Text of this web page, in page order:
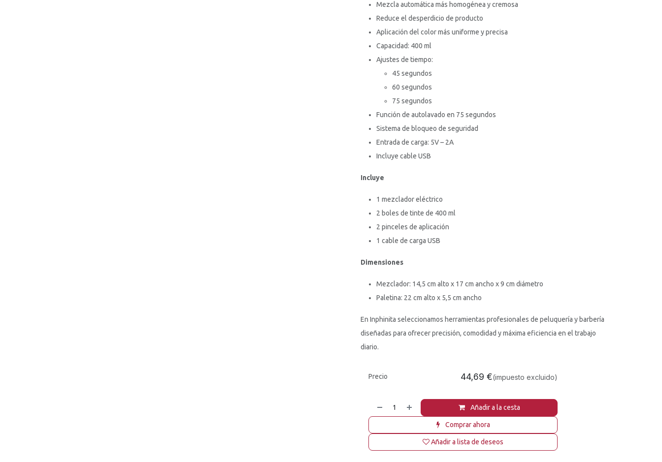
Mezcla automática más homogénea y cremosa
Reduce el desperdicio de producto
Aplicación del color más uniforme y precisa
Capacidad: 400 ml
Ajustes de tiempo:
45 segundos
60 segundos
75 segundos
Función de autolavado en 75 segundos
Sistema de bloqueo de seguridad
Entrada de carga: 5V – 2A
Incluye cable USB
Incluye
1 mezclador eléctrico
2 boles de tinte de 400 ml
2 pinceles de aplicación
1 cable de carga USB
Dimensiones
Mezclador: 14,5 cm alto x 17 cm ancho x 9 cm diámetro
Paletina: 22 cm alto x 5,5 cm ancho
En Inphinita seleccionamos herramientas profesionales de peluquería y barbería
diseñadas para ofrecer precisión, comodidad y máxima eficiencia en el trabajo
diario.
Añadir a la cesta
Comprar ahora
Añadir a lista de deseos
Precio 44,69 €(impuesto excluido)